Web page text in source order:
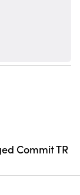
Commit TR